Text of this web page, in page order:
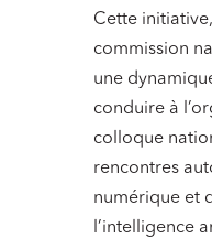
Cette
commission
une
conduire à
colloque
rencontres
numérique et
l’intelligence